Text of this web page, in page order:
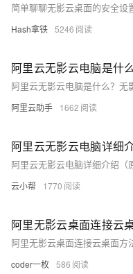
Hash拿铁 5246
阿里云助手 1662
阿里云无影云电脑详细
云小帮 1770
阿里无影云桌面连接云
coder一枚 586